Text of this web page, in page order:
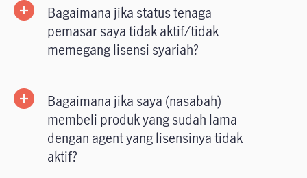
Bagaimana jika status tenaga
pemasar saya tidak aktif/tidak
memegang lisensi syariah?
Bagaimana jika saya (nasabah)
membeli produk yang sudah lama
dengan agent yang lisensinya tidak
aktif?